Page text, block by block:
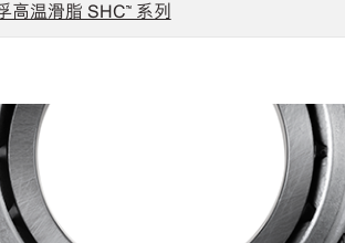
高温滑脂 SHC™️ 系列